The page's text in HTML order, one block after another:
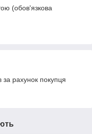
(обов'язкова
рахунок покупця